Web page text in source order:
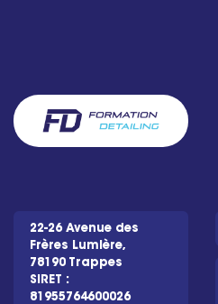
22-26 Avenue des
Frères Lumière,
78190 Trappes
SIRET :
81955764600026